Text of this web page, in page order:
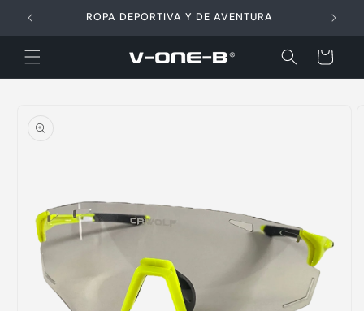
directamente
al contenido
ROPA DEPORTIVA Y DE AVENTURA
Carrito
información